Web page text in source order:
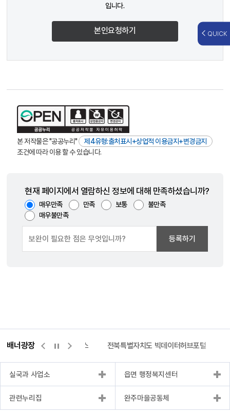
입니다.
본인요청하기
본 저작물은 "공공누리"
제4유형:출처표시+상업적 이용금지+변경금지
조건에 따라 이용 할 수 있습니다.
현재 페이지에서 열람하신 정보에 대해 만족하셨습니까?
매우만족 만족 보통
불만족
매우불만족
등록하기
QUICK
배너광장
바로처리센터 위택스 전북특별자치도 빅데이터허브포털
실국과 사업소 읍면 행정복지센터
관련누리집 완주마을공동체